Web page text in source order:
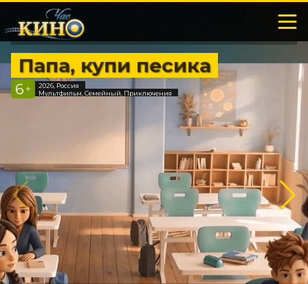
Папа, купи песика
6 +
2026, Россия
Мультфильм, Семейный, Приключения